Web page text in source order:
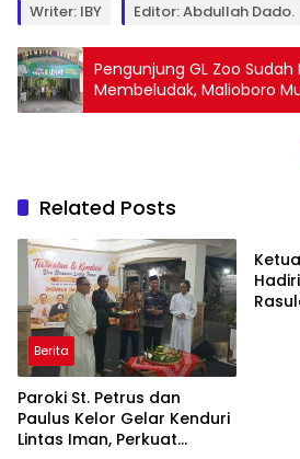
Writer: IBY Editor: Abdullah Dado.
Pengunjung GL Zoo Sudah
Membeludak, Malioboro
Related Posts
Berita
Paroki St. Petrus dan
Paulus Kelor Gelar Kenduri
Lintas Iman, Perkuat